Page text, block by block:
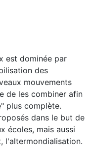
est dominée par
des
mouvements
de les combiner afin
plus complète.
dans le but de
écoles, mais aussi
l'altermondialisation.